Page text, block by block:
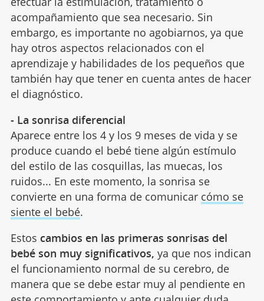
acompañamiento que sea necesario. Sin
embargo, es importante no agobiarnos, ya que
hay otros aspectos relacionados con el
aprendizaje y habilidades de los pequeños que
también hay que tener en cuenta antes de hacer
el diagnóstico.
- La sonrisa diferencial
Aparece entre los 4 y los 9 meses de vida y se
produce cuando el bebé tiene algún estímulo
del estilo de las cosquillas, las muecas, los
ruidos... En este momento, la sonrisa se
convierte en una forma de comunicar cómo se
siente el bebé.
Estos cambios en las primeras sonrisas del
bebé son muy significativos, ya que nos indican
el funcionamiento normal de su cerebro, de
manera que se debe estar muy al pendiente en